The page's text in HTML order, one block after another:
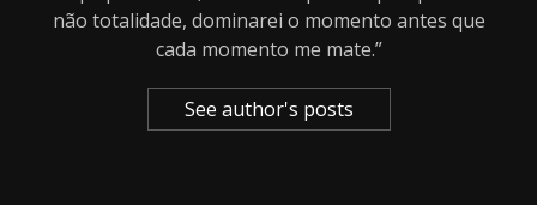
não totalidade, dominarei o momento antes que
cada momento me mate.”
See author's posts